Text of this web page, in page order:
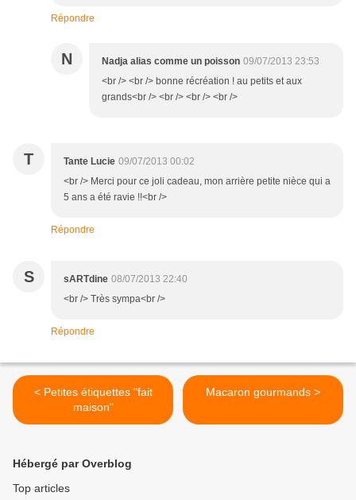
Répondre
N Nadja alias comme un poisson 09/07/2013 23:53
<br /> <br /> bonne récréation ! au petits et aux
grands<br /> <br /> <br /> <br />
T Tante Lucie 09/07/2013 00:02
<br /> Merci pour ce joli cadeau, mon arrière petite nièce qui a
5 ans a été ravie !!<br />
Répondre
S sARTdine 08/07/2013 22:40
<br /> Très sympa<br />
Répondre
< Petites étiquettes "fait
maison"
Macaron gourmands >
Hébergé par Overblog
Top articles